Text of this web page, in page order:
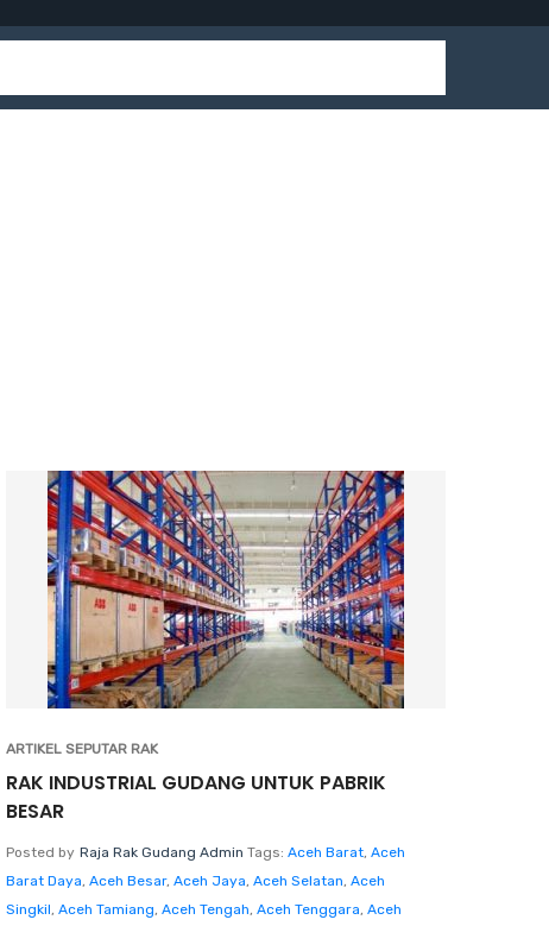
ARTIKEL SEPUTAR RAK
RAK INDUSTRIAL GUDANG UNTUK PABRIK
BESAR
Posted by Raja Rak Gudang Admin Tags: Aceh Barat, Aceh
Barat Daya, Aceh Besar, Aceh Jaya, Aceh Selatan, Aceh
Singkil, Aceh Tamiang, Aceh Tengah, Aceh Tenggara, Aceh